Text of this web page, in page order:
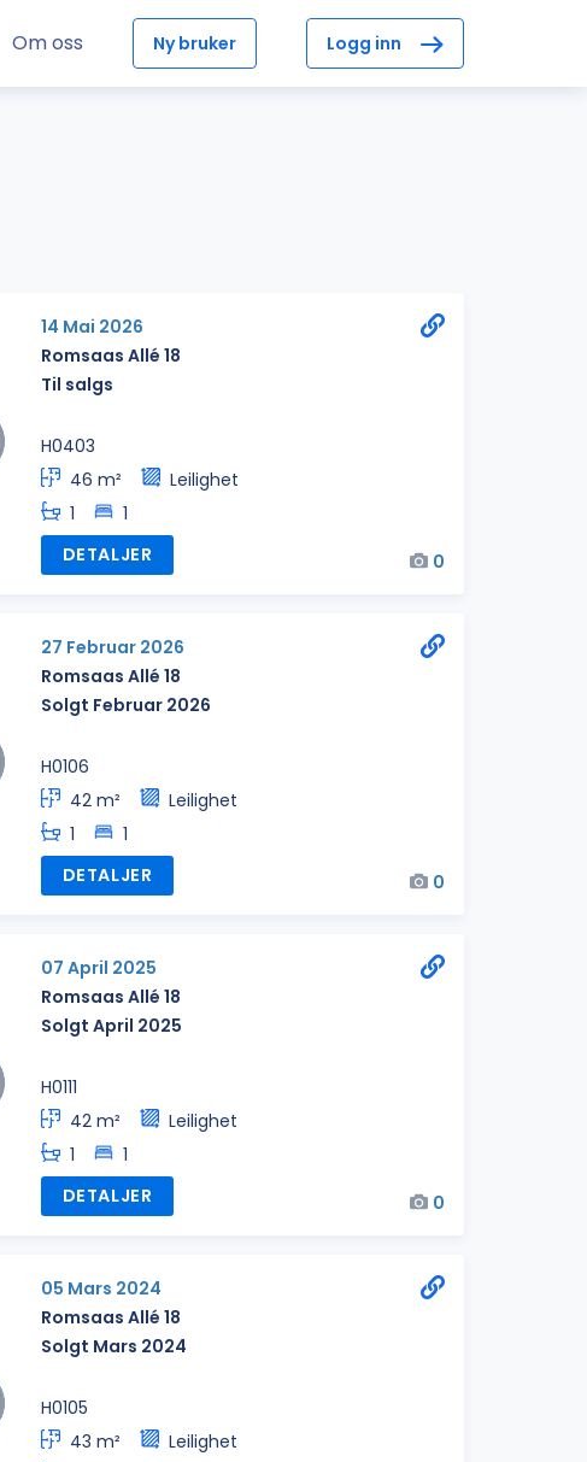
Om oss Ny bruker Logg inn
14 Mai 2026
Romsaas Allé 18
Til salgs
H0403
46 m²
Leilighet
1
1
DETALJER
0
27 Februar 2026
Romsaas Allé 18
Solgt Februar 2026
H0106
42 m²
Leilighet
1
1
DETALJER
0
07 April 2025
Romsaas Allé 18
Solgt April 2025
H0111
42 m²
Leilighet
1
1
DETALJER
0
05 Mars 2024
Romsaas Allé 18
Solgt Mars 2024
H0105
43 m²
Leilighet